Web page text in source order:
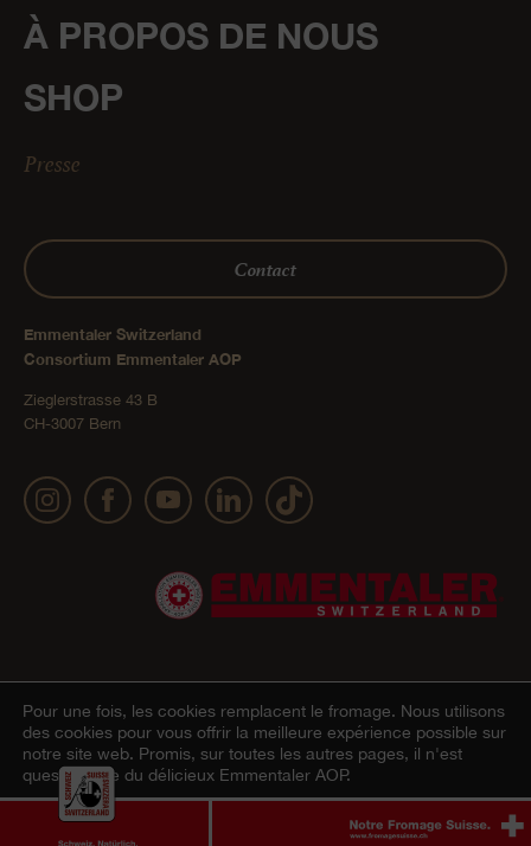
À PROPOS DE NOUS
SHOP
Presse
Contact
Emmentaler Switzerland
Consortium Emmentaler AOP
Zieglerstrasse 43 B
CH-3007 Bern
© 2022 Emmentaler AOP | Mentions légales| Déclaration de confidentialité
Onlineshop|Cookie – Déclaration
Pour une fois, les cookies remplacent le fromage. Nous utilisons
des cookies pour vous offrir la meilleure expérience possible sur
notre site web. Promis, sur toutes les autres pages, il n'est
question que du délicieux Emmentaler AOP.
Accepter